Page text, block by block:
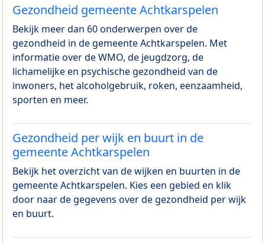
Gezondheid gemeente Achtkarspelen
Bekijk meer dan 60 onderwerpen over de
gezondheid in de gemeente Achtkarspelen. Met
informatie over de WMO, de jeugdzorg, de
lichamelijke en psychische gezondheid van de
inwoners, het alcoholgebruik, roken, eenzaamheid,
sporten en meer.
Gezondheid per wijk en buurt in de
gemeente Achtkarspelen
Bekijk het overzicht van de wijken en buurten in de
gemeente Achtkarspelen. Kies een gebied en klik
door naar de gegevens over de gezondheid per wijk
en buurt.